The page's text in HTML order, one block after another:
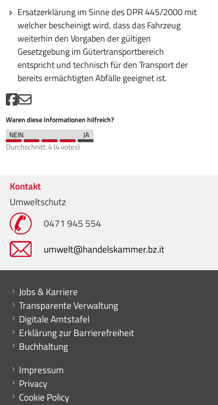
Ersatzerklärung im Sinne des DPR 445/2000 mit
welcher bescheinigt wird, dass das Fahrzeug
weiterhin den Vorgaben der gültigen
Gesetzgebung im Gütertransportbereich
entspricht und technisch für den Transport der
bereits ermächtigten Abfälle geeignet ist.
Waren diese Informationen hilfreich?
Durchschnitt:4(4votes)
Kontakt
Umweltschutz
0471 945 554
umwelt@handelskammer.bz.it
Mini menu di servizio
Jobs & Karriere
Transparente Verwaltung
Digitale Amtstafel
Erklärung zur Barrierefreiheit
Buchhaltung
Menu footer
Impressum
Privacy
Cookie Policy